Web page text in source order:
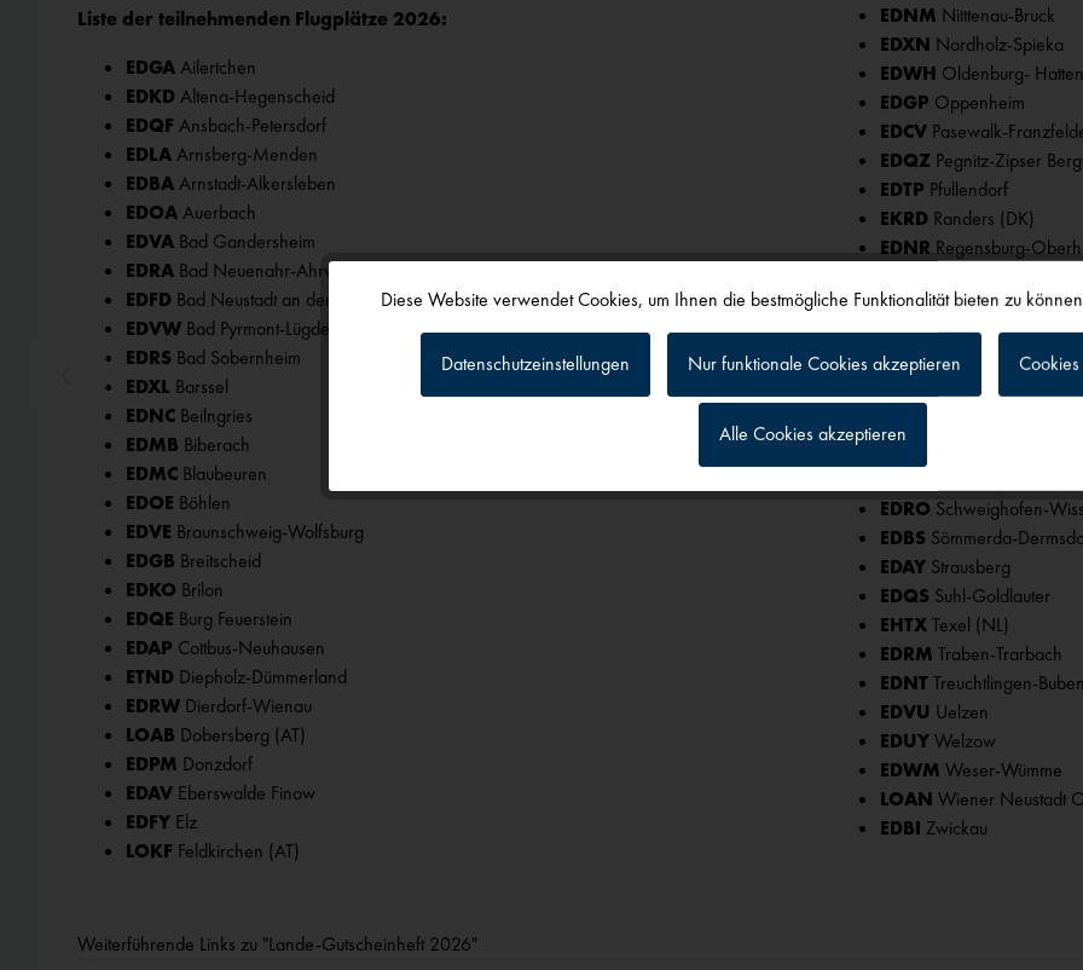
Liste der teilnehmenden Flugplätze 2026:
EDGAAilertchen
EDKD Altena-Hegenscheid
EDQF Ansbach-Petersdorf
EDLAArnsberg-Menden
EDBAArnstadt-Alkersleben
EDOAAuerbach
EDVA Bad Gandersheim
EDRA Bad Neuenahr-Ahrweiler
EDFD Bad Neustadt an der Saale
EDVW Bad Pyrmont-Lügde
EDRS Bad Sobernheim
EDXL Barssel
EDNC Beilngries
EDMB Biberach
EDMC Blaubeuren
EDOE Böhlen
EDVE Braunschweig-Wolfsburg
EDGB Breitscheid
EDKO Brilon
EDQE Burg Feuerstein
EDAP Cottbus-Neuhausen
ETND Diepholz-Dümmerland
EDRW Dierdorf-Wienau
LOAB Dobersberg (AT)
EDPM Donzdorf
EDAV Eberswalde Finow
EDFY Elz
LOKF Feldkirchen (AT)
EDNM Nitttenau-Bruck
EDXN Nordholz-Spieka
EDWH Oldenburg- Hatten
EDGP Oppenheim
EDCV Pasewalk-
EDQZ Pegnitz-Zipser Berg
EDTP Pfullendorf
EKRD Randers (DK)
EDNR Regensburg-
EDXERheine-Eschendorf
LOKLRied-Kirchheim (AT)
EKRSRingstedt (DK)
EDVRRinteln
EDRO Schweighofen-
EDBS Sömmerda-
EDAY Strausberg
EDQS Suhl-Goldlauter
EHTXTexel (NL)
EDRM Traben-Trarbach
EDNT Treuchtlingen-
EDVU Uelzen
EDUYWelzow
EDWM Weser-Wümme
LOAN Wiener Neustadt
EDBI Zwickau
Weiterführende Links zu "Lande-Gutscheinheft 2026"
Tracking
Diese Website verwendet Cookies, um Ihnen die bestmögliche Funktionalität bieten zu
Datenschutzeinstellungen Nur funktionale Cookies akzeptieren
Alle Cookies akzeptieren